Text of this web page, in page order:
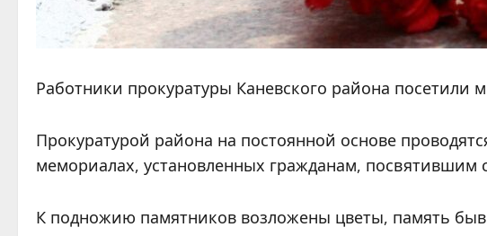
Работники прокуратуры Каневского района
Прокуратурой района на постоянной основе
мемориалах, установленных гражданам, посвятившим
К подножию памятников возложены цветы, память